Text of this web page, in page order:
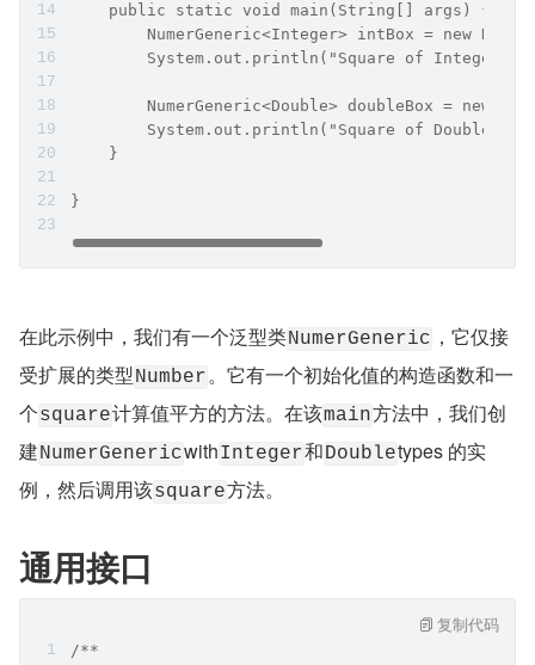
    public static void main(String[] args) {
NumerGeneric<Integer> intBox = new
System.out.println("Square of Integer:
NumerGeneric<Double> doubleBox = new
System.out.println("Square of Double: "
    }
}
在此示例中，我们有一个泛型类NumerGeneric ，它仅接
受扩展的类型Number。它有一个初始化值的构造函数和一
个square计算值平方的方法。在该main方法中，我们创
建NumerGenericwithInteger和Doubletypes 的实
例，然后调用该square方法。
通用接口
/**
复制代码